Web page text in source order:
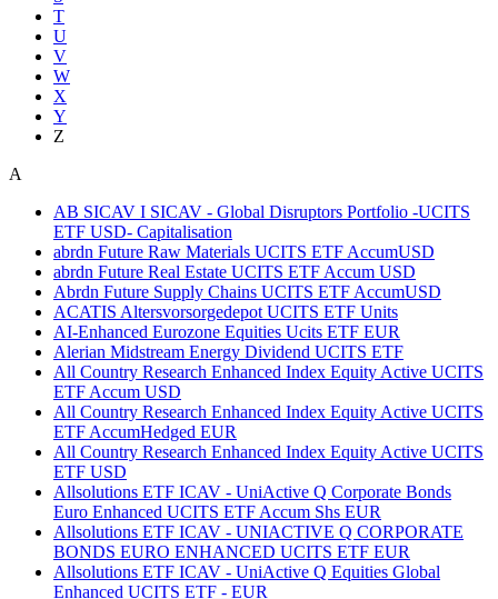
T
U
V
W
X
Y
Z
A
AB SICAV I SICAV - Global Disruptors Portfolio -UCITS
ETF USD- Capitalisation
abrdn Future Raw Materials UCITS ETF AccumUSD
abrdn Future Real Estate UCITS ETF Accum USD
Abrdn Future Supply Chains UCITS ETF AccumUSD
ACATIS Altersvorsorgedepot UCITS ETF Units
AI-Enhanced Eurozone Equities Ucits ETF EUR
Alerian Midstream Energy Dividend UCITS ETF
All Country Research Enhanced Index Equity Active UCITS
ETF Accum USD
All Country Research Enhanced Index Equity Active UCITS
ETF AccumHedged EUR
All Country Research Enhanced Index Equity Active UCITS
ETF USD
Allsolutions ETF ICAV - UniActive Q Corporate Bonds
Euro Enhanced UCITS ETF Accum Shs EUR
Allsolutions ETF ICAV - UNIACTIVE Q CORPORATE
BONDS EURO ENHANCED UCITS ETF EUR
Allsolutions ETF ICAV - UniActive Q Equities Global
Enhanced UCITS ETF - EUR